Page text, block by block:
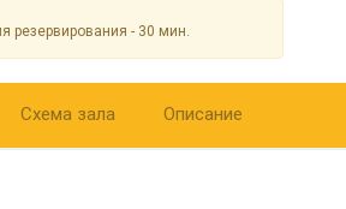
резервирования - 30 мин.
Схема зала Описание